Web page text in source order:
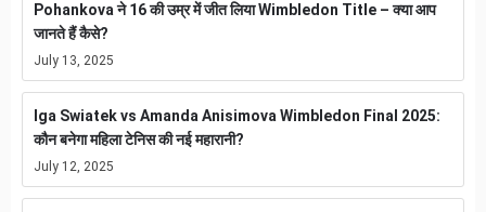
Pohankova ने 16 की उम्र में जीत लिया Wimbledon Title – क्या आप
जानते हैं कैसे?
July 13, 2025
Iga Swiatek vs Amanda Anisimova Wimbledon Final 2025:
कौन बनेगा महिला टेनिस की नई महारानी?
July 12, 2025